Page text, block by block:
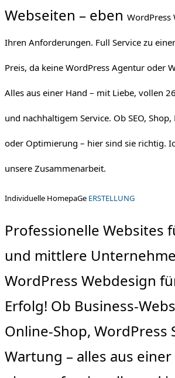
Webseiten – eben WordPress
Ihren Anforderungen. Full Service zu
Preis, da keine WordPress Agentur oder
Alles aus einer Hand – mit Liebe, vollen
und nachhaltigem Service. Ob SEO,
oder Optimierung – hier sind sie richtig.
unsere Zusammenarbeit.
Individuelle HomepaGe ERSTELLUNG
Professionelle Websites
und mittlere
WordPress Webdesign
Erfolg! Ob Business-
Online-Shop, WordPress
Wartung – alles aus